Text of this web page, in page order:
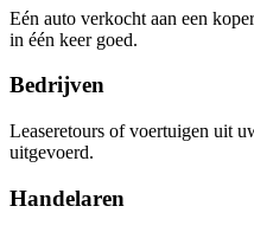
Eén auto verkocht aan een
in één keer goed.
Bedrijven
Leaseretours of voertuigen uit
uitgevoerd.
Handelaren